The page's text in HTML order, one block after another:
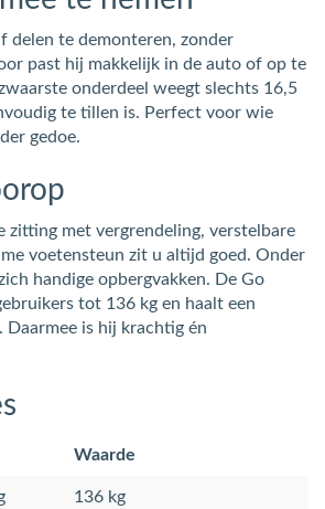
delen te demonteren, zonder
past hij makkelijk in de auto of op te
onderdeel weegt slechts 16,5
te tillen is. Perfect voor wie
gedoe.
zitting met vergrendeling, verstelbare
voetensteun zit u altijd goed. Onder
handige opbergvakken. De Go
tot 136 kg en haalt een
is hij krachtig én
Waarde
136 kg